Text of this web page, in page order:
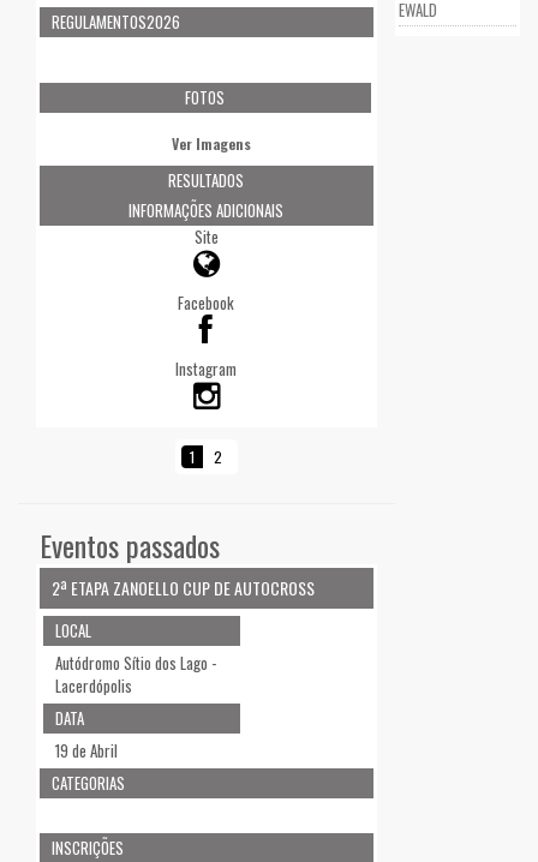
REGULAMENTOS2026
FOTOS
Ver Imagens
RESULTADOS
INFORMAÇÕES ADICIONAIS
Site
Facebook
Instagram
1 2
Eventos passados
2ª ETAPA ZANOELLO CUP DE AUTOCROSS
LOCAL
Autódromo Sítio dos Lago -
Lacerdópolis
DATA
19 de Abril
CATEGORIAS
INSCRIÇÕES
EWALD